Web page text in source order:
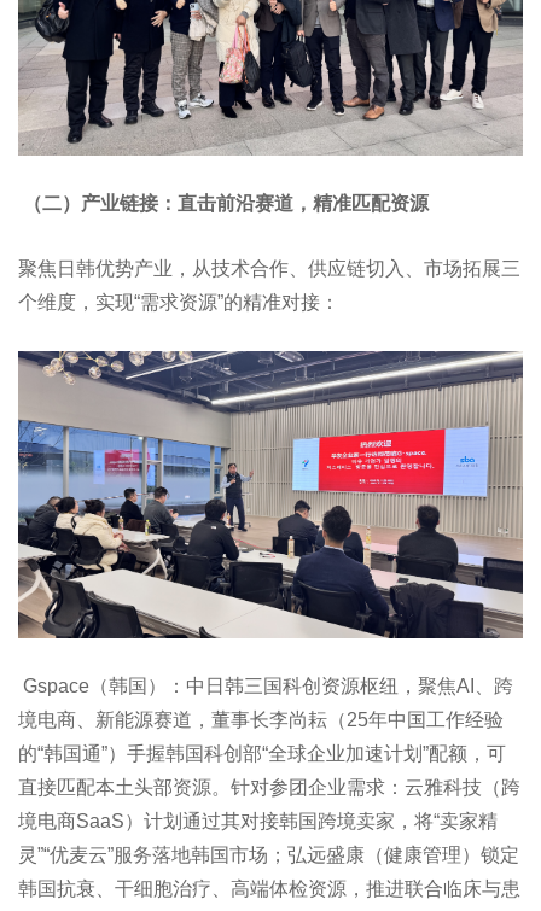
（二）产业链接：直击前沿赛道，精准匹配资源
聚焦日韩优势产业，从技术合作、供应链切入、市场拓展三
个维度，实现“需求资源”的精准对接：
Gspace（韩国）：中日韩三国科创资源枢纽，聚焦AI、跨
境电商、新能源赛道，董事长李尚耘（25年中国工作经验
的“韩国通”）手握韩国科创部“全球企业加速计划”配额，可
直接匹配本土头部资源。针对参团企业需求：云雅科技（跨
境电商SaaS）计划通过其对接韩国跨境卖家，将“卖家精
灵”“优麦云”服务落地韩国市场；弘远盛康（健康管理）锁定
韩国抗衰、干细胞治疗、高端体检资源，推进联合临床与患